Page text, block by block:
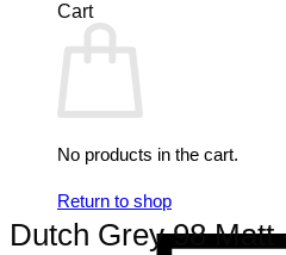
Cart
No products in the cart.
Return to shop
Dutch Grey 98 Matt